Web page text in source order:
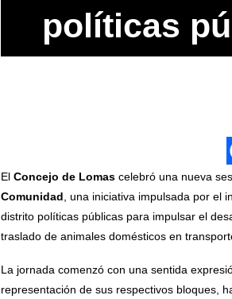
políticas
El Concejo de Lomascelebró una nueva
Comunidad , una iniciativa impulsada por el
distrito políticas públicas para impulsar el
traslado de animales domésticos en
La jornada comenzó con una sentida
representación de sus respectivos bloques,